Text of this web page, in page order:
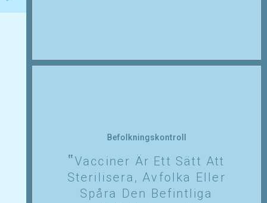
Befolkningskontroll
Vacciner Är Ett Sätt Att
Sterilisera, Avfolka Eller
Spåra Den Befintliga